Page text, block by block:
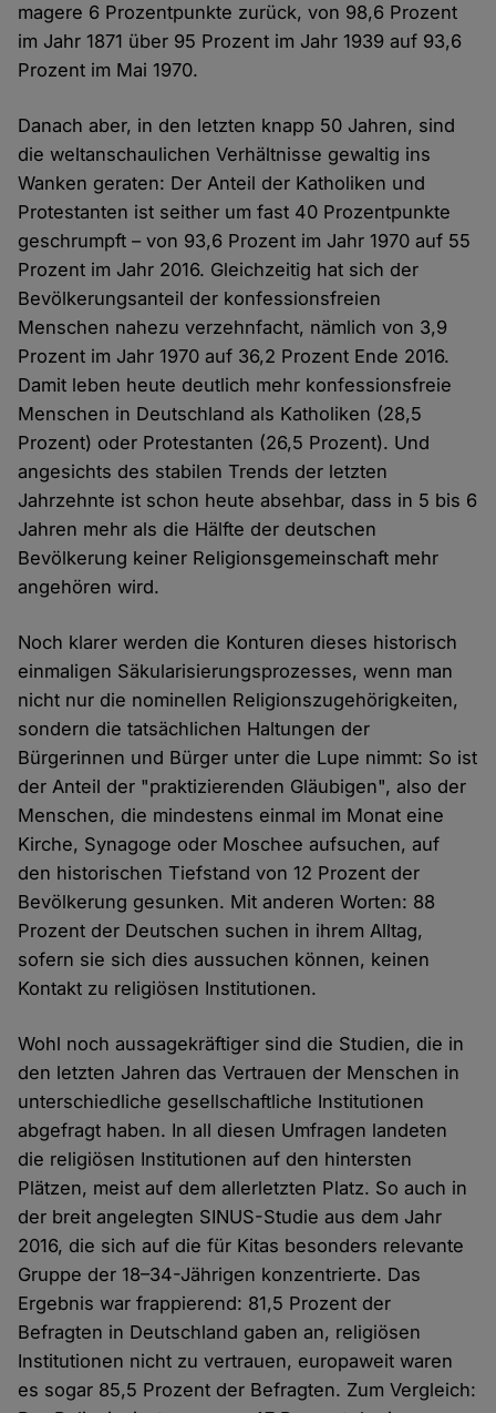
magere 6 Prozentpunkte zurück, von 98,6 Prozent
im Jahr 1871 über 95 Prozent im Jahr 1939 auf 93,6
Prozent im Mai 1970.
Danach aber, in den letzten knapp 50 Jahren, sind
die weltanschaulichen Verhältnisse gewaltig ins
Wanken geraten: Der Anteil der Katholiken und
Protestanten ist seither um fast 40 Prozentpunkte
geschrumpft – von 93,6 Prozent im Jahr 1970 auf 55
Prozent im Jahr 2016. Gleichzeitig hat sich der
Bevölkerungsanteil der konfessionsfreien
Menschen nahezu verzehnfacht, nämlich von 3,9
Prozent im Jahr 1970 auf 36,2 Prozent Ende 2016.
Damit leben heute deutlich mehr konfessionsfreie
Menschen in Deutschland als Katholiken (28,5
Prozent) oder Protestanten (26,5 Prozent). Und
angesichts des stabilen Trends der letzten
Jahrzehnte ist schon heute absehbar, dass in 5 bis 6
Jahren mehr als die Hälfte der deutschen
Bevölkerung keiner Religionsgemeinschaft mehr
angehören wird.
Noch klarer werden die Konturen dieses historisch
einmaligen Säkularisierungsprozesses, wenn man
nicht nur die nominellen Religionszugehörigkeiten,
sondern die tatsächlichen Haltungen der
Bürgerinnen und Bürger unter die Lupe nimmt: So ist
der Anteil der "praktizierenden Gläubigen", also der
Menschen, die mindestens einmal im Monat eine
Kirche, Synagoge oder Moschee aufsuchen, auf
den historischen Tiefstand von 12 Prozent der
Bevölkerung gesunken. Mit anderen Worten: 88
Prozent der Deutschen suchen in ihrem Alltag,
sofern sie sich dies aussuchen können, keinen
Kontakt zu religiösen Institutionen.
Wohl noch aussagekräftiger sind die Studien, die in
den letzten Jahren das Vertrauen der Menschen in
unterschiedliche gesellschaftliche Institutionen
abgefragt haben. In all diesen Umfragen landeten
die religiösen Institutionen auf den hintersten
Plätzen, meist auf dem allerletzten Platz. So auch in
der breit angelegten SINUS-Studie aus dem Jahr
2016, die sich auf die für Kitas besonders relevante
Gruppe der 18–34-Jährigen konzentrierte. Das
Ergebnis war frappierend: 81,5 Prozent der
Befragten in Deutschland gaben an, religiösen
Institutionen nicht zu vertrauen, europaweit waren
es sogar 85,5 Prozent der Befragten. Zum Vergleich: